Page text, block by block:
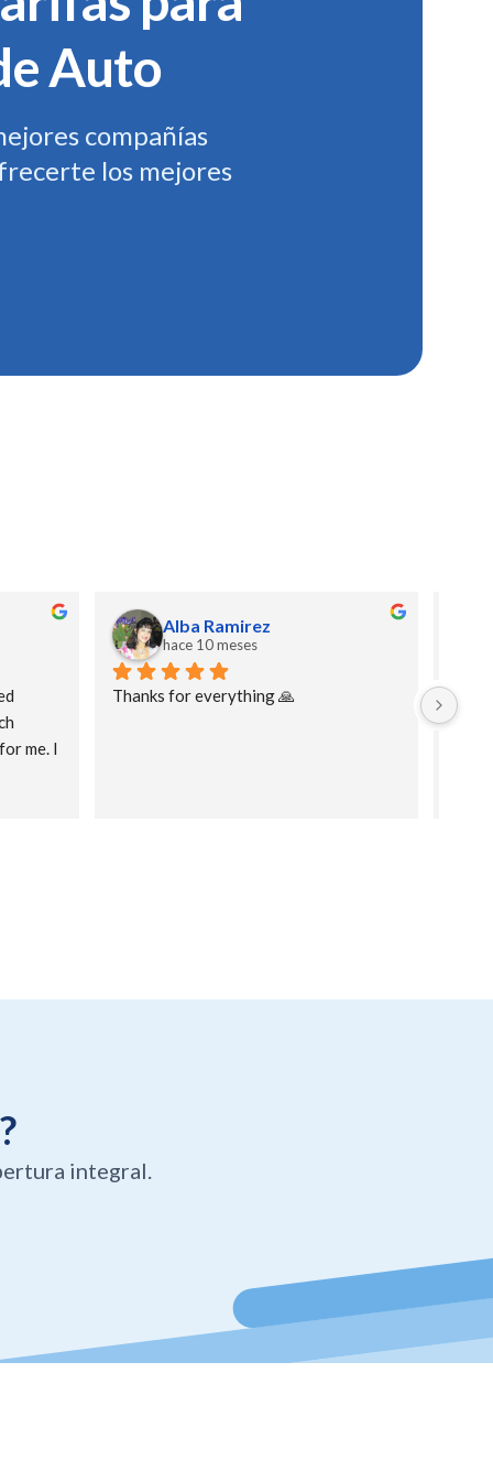
Auto
compañías
los mejores
me. I
Alba Ramirez
hace 10 meses
Thanks for everything 🙏
integral.